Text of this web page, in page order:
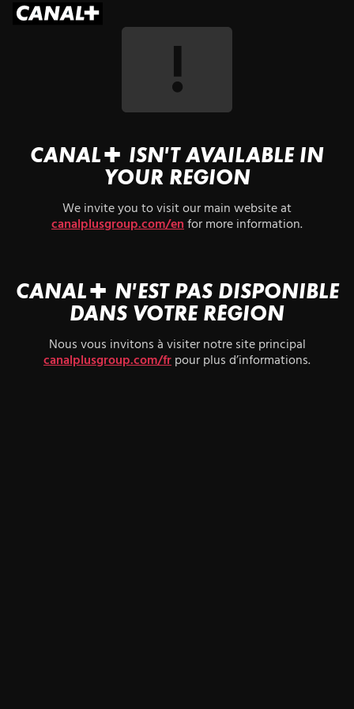
CANAL+ ISN'T AVAILABLE IN
YOUR REGION
We invite you to visit our main website at
canalplusgroup.com/enfor more information.
CANAL+ N'EST PAS DISPONIBLE
DANS VOTRE RÉGION
Nous vous invitons à visiter notre site principal
canalplusgroup.com/frpour plus d’informations.